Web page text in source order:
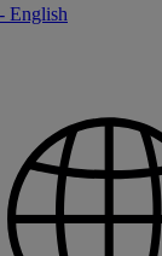
English